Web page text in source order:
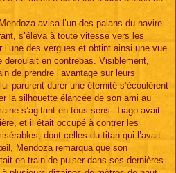
avisa l’un des palans du navire
s’éleva à toute vitesse vers les
des vergues et obtint ainsi une vue
déroulait en contrebas. Visiblement,
de prendre l’avantage sur leurs
parurent durer une éternité s’écoulèrent
la silhouette élancée de son ami au
s’agitant en tous sens. Tiago avait
et il était occupé à contrer les
dont celles du titan qui l’avait
Mendoza remarqua que son
en train de puiser dans ses dernières